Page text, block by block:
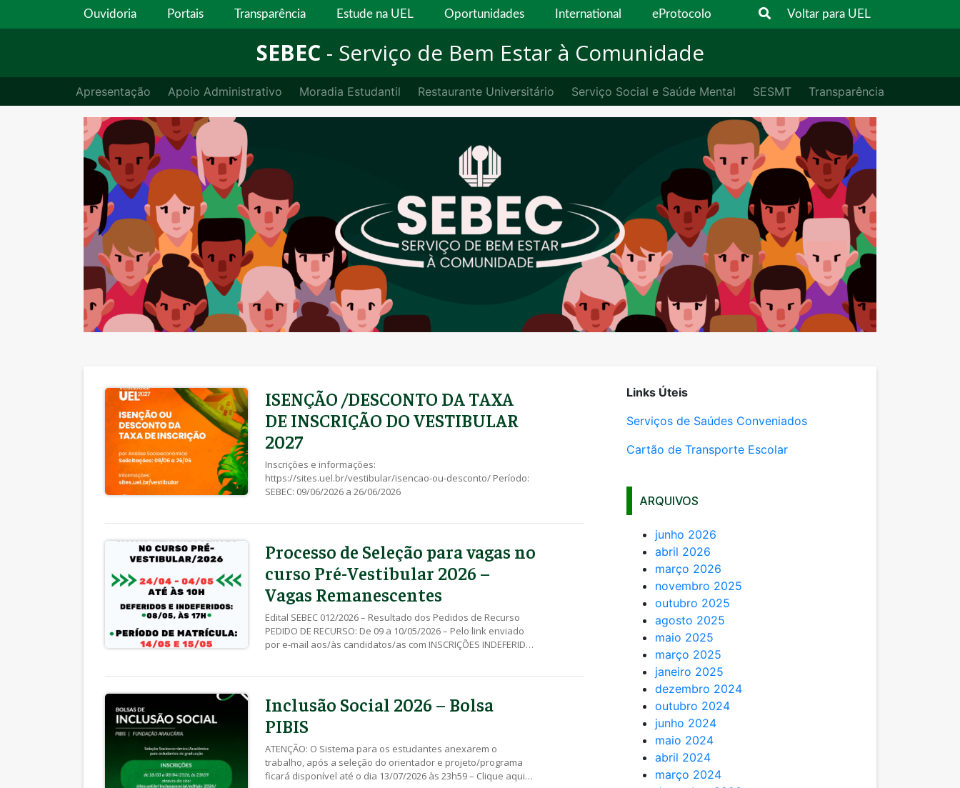
Ouvidoria Portais Transparência Estude na UEL Oportunidades International eProtocolo Voltar para UEL
SEBEC - Serviço de Bem Estar à Comunidade
Apresentação Apoio Administrativo Moradia Estudantil Restaurante Universitário Serviço Social e Saúde Mental SESMT Transparência
ISENÇÃO /DESCONTO DA TAXA
DE INSCRIÇÃO DO VESTIBULAR
2027
Inscrições e informações:
https://sites.uel.br/vestibular/isencao-ou-desconto/ Período:
SEBEC: 09/06/2026 a 26/06/2026
Processo de Seleção para vagas no
curso Pré-Vestibular 2026 –
Vagas Remanescentes
Edital SEBEC 012/2026 – Resultado dos Pedidos de Recurso
PEDIDO DE RECURSO: De 09 a 10/05/2026 – Pelo link enviado
por e-mail aos/às candidatos/as com INSCRIÇÕES INDEFERIDAS
Aqui Edital […]
Inclusão Social 2026 – Bolsa
PIBIS
ATENÇÃO: O Sistema para os estudantes anexarem o
trabalho, após a seleção do orientador e projeto/programa
ficará disponível até o dia 13/07/2026 às 23h59 – Clique aqui
Links Úteis
Serviços de Saúdes Conveniados
Cartão de Transporte Escolar
ARQUIVOS
junho 2026
abril 2026
março 2026
novembro 2025
outubro 2025
agosto 2025
maio 2025
março 2025
janeiro 2025
dezembro 2024
outubro 2024
junho 2024
maio 2024
abril 2024
março 2024